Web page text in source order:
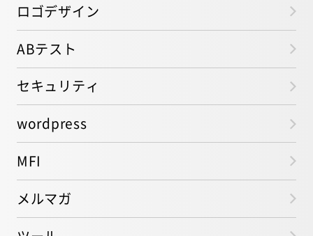
ロゴデザイン
ABテスト
セキュリティ
wordpress
MFI
メルマガ